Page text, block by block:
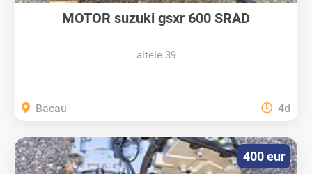
MOTOR suzuki gsxr 600 SRAD
altele 39
Bacau 4d
400 eur